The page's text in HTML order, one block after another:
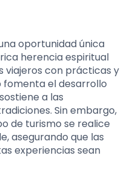
oportunidad única
herencia espiritual
viajeros con prácticas y
fomenta el desarrollo
a las
Sin embargo,
de turismo se realice
asegurando que las
experiencias sean